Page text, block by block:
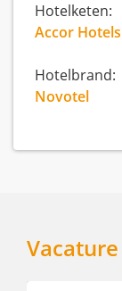
Hotelketen:
Accor Hotels
Hotelbrand:
Novotel